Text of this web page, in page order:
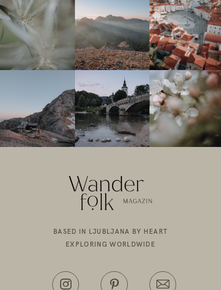
BASED IN LJUBLJANA BY HEART
EXPLORING WORLDWIDE